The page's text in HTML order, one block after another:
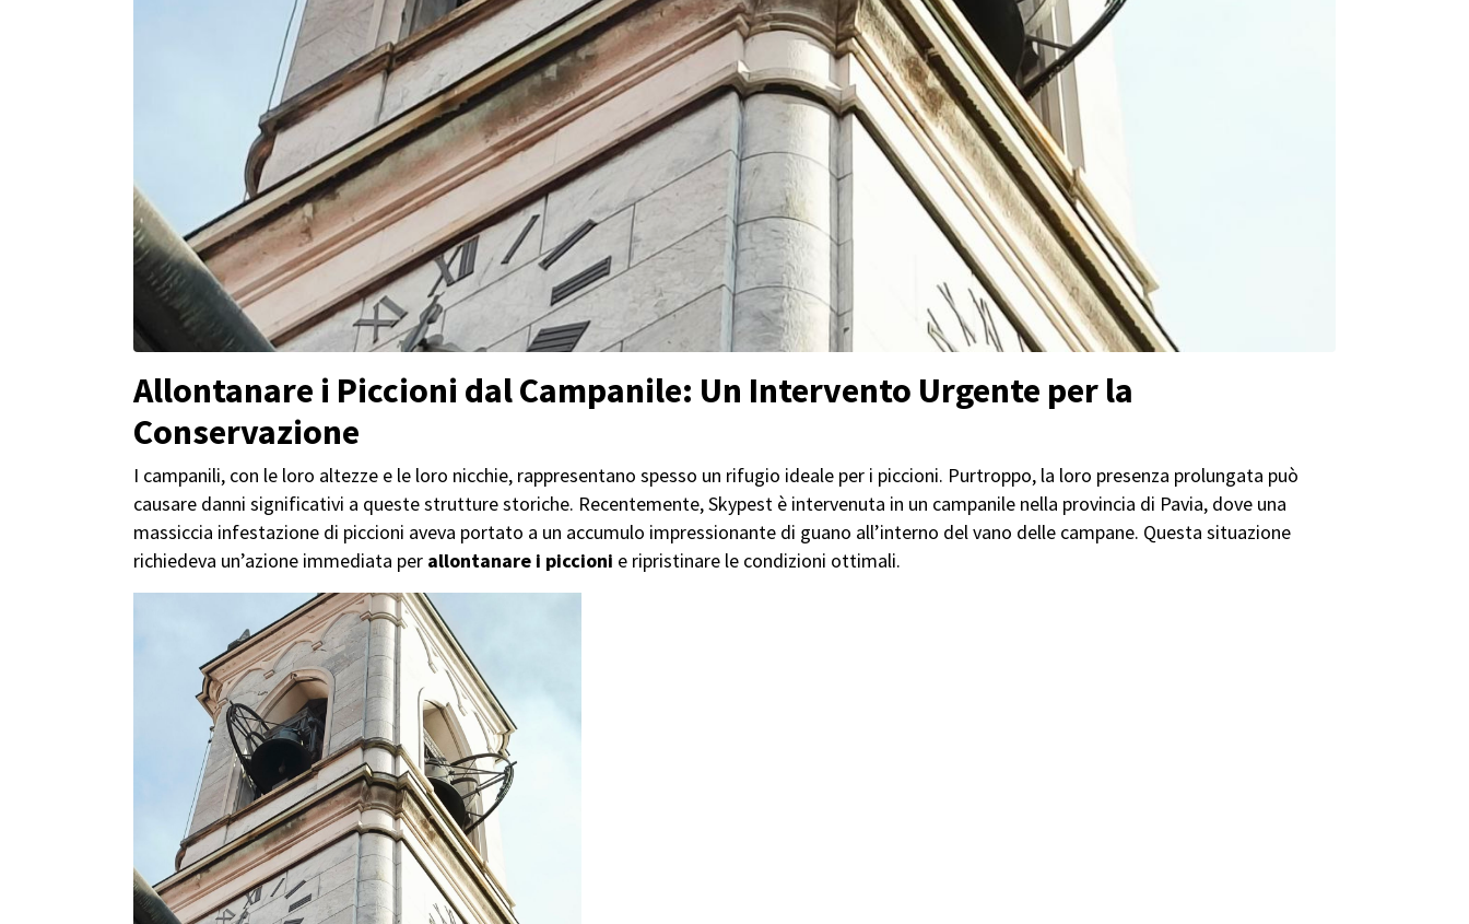
Allontanare i Piccioni dal Campanile: Un Intervento Urgente per la
Conservazione
I campanili, con le loro altezze e le loro nicchie, rappresentano spesso un rifugio ideale per i piccioni. Purtroppo, la loro presenza prolungata può
causare danni significativi a queste strutture storiche. Recentemente, Skypest è intervenuta in un campanile nella provincia di Pavia, dove una
massiccia infestazione di piccioni aveva portato a un accumulo impressionante di guano all’interno del vano delle campane. Questa situazione
richiedeva un’azione immediata per allontanare i piccioni e ripristinare le condizioni ottimali.